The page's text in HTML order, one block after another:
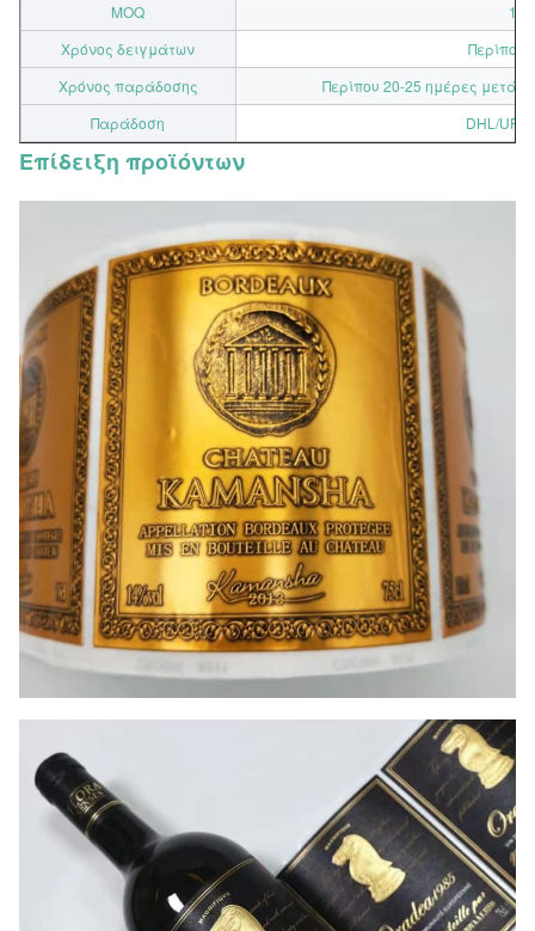
MOQ
Χρόνος δειγμάτων
Περίπου
Χρόνος παράδοσης
Περίπου 20-25 ημέρες μετά
Παράδοση
DHL/
Επίδειξη προϊόντων